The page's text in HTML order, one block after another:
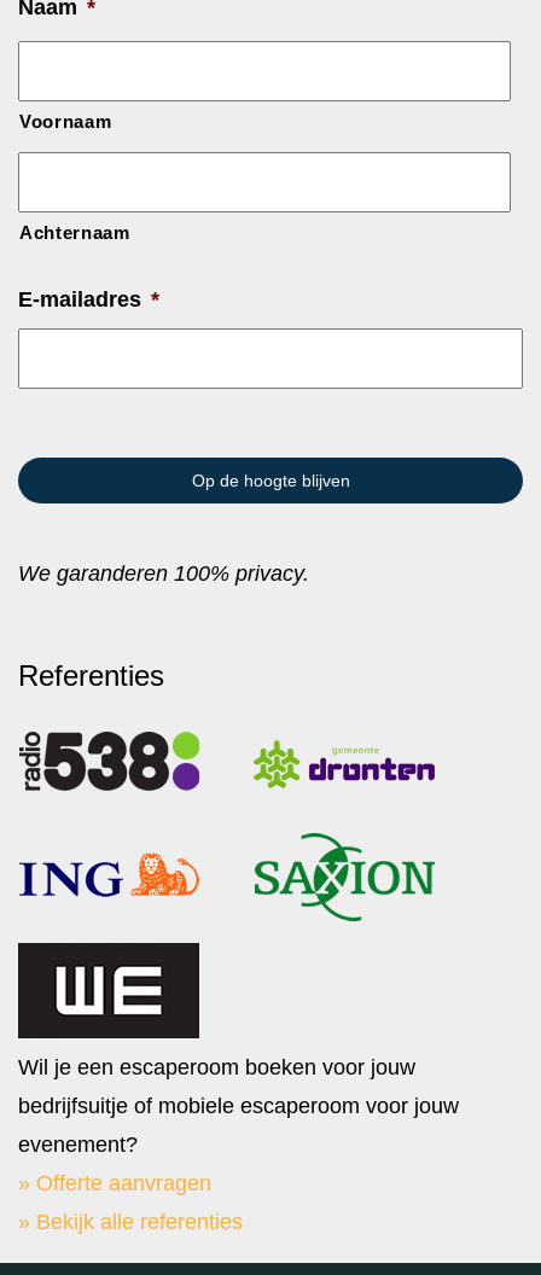
Naam *
Voornaam
Achternaam
E-mailadres *
We garanderen 100% privacy.
Referenties
Wil je een escaperoom boeken voor jouw
bedrijfsuitje of mobiele escaperoom voor jouw
evenement?
» Offerte aanvragen
» Bekijk alle referenties